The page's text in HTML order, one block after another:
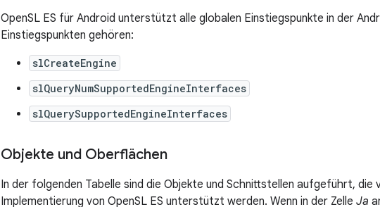
OpenSL ES für Android unterstützt alle globalen Einstiegspunkte in der
Einstiegspunkten gehören:
slCreateEngine
slQueryNumSupportedEngineInterfaces
slQuerySupportedEngineInterfaces
Objekte und Oberflächen
In der folgenden Tabelle sind die Objekte und Schnittstellen aufgeführt, die
Implementierung von OpenSL ES unterstützt werden. Wenn in der Zelle Ja